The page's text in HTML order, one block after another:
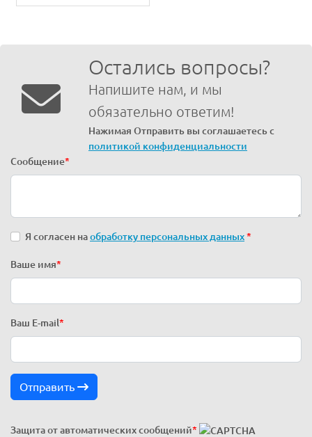
Остались вопросы?
Напишите нам, и мы
обязательно ответим!
Нажимая Отправить вы соглашаетесь с
политикой конфиденциальности
Сообщение*
Я согласен наобработку персональных данных*
Ваше имя*
Ваш E-mail *
Отправить
Защита от автоматических сообщений*